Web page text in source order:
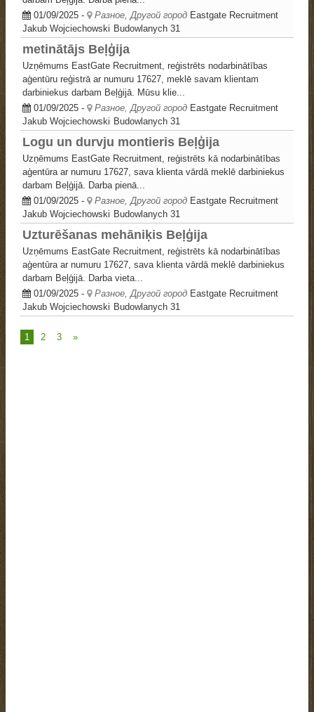
01/09/2025- Разное, Другой город Eastgate Recruitment
Jakub Wojciechowski Budowlanych 31
metinātājs Beļģija
Uzņēmums EastGate Recruitment, reģistrēts nodarbinātības
aģentūru reģistrā ar numuru 17627, meklē savam klientam
darbiniekus darbam Beļģijā. Mūsu klie...
01/09/2025- Разное, Другой город Eastgate Recruitment
Jakub Wojciechowski Budowlanych 31
Logu un durvju montieris Beļģija
Uzņēmums EastGate Recruitment, reģistrēts kā nodarbinātības
aģentūra ar numuru 17627, sava klienta vārdā meklē darbiniekus
darbam Beļģijā. Darba pienā...
01/09/2025- Разное, Другой город Eastgate Recruitment
Jakub Wojciechowski Budowlanych 31
Uzturēšanas mehāniķis Beļģija
Uzņēmums EastGate Recruitment, reģistrēts kā nodarbinātības
aģentūra ar numuru 17627, sava klienta vārdā meklē darbiniekus
darbam Beļģijā. Darba vieta...
01/09/2025- Разное, Другой город Eastgate Recruitment
Jakub Wojciechowski Budowlanych 31
1 2 3 »